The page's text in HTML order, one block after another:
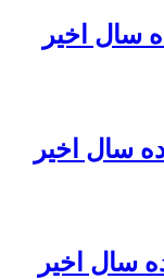
سال اخیر
سال اخیر
سال اخیر